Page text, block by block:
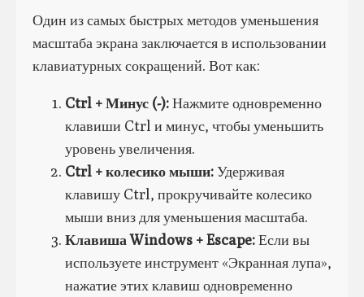
Один из самых быстрых методов уменьшения
масштаба экрана заключается в использовании
клавиатурных сокращений. Вот как:
Ctrl + Минус (-):Нажмите одновременно
клавиши Ctrl и минус, чтобы уменьшить
уровень увеличения.
Ctrl + колесико мыши:Удерживая
клавишу Ctrl, прокручивайте колесико
мыши вниз для уменьшения масштаба.
Клавиша Windows + Escape:Если вы
используете инструмент «Экранная лупа»,
нажатие этих клавиш одновременно